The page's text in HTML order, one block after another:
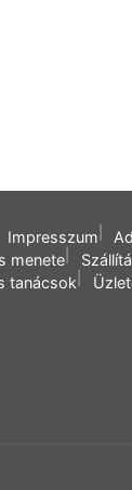
Impresszum
menete
tanácsok